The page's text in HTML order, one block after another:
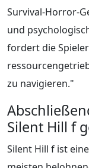
Survival-Horror-
und
fordert die
zu navigieren."
Silent Hill f
Silent Hill f ist